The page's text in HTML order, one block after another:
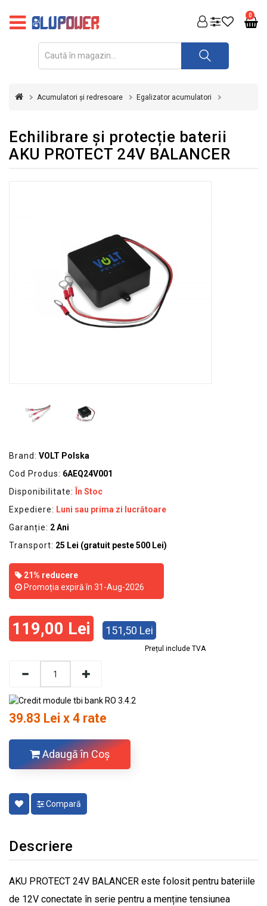
0
FOTOVOLTAICE
REDRESOARE
INVERTOARE
KITURI
FOTOVOLTAICE
Acumulatori și redresoare Egalizator acumulatori
Echilibrare și protecție baterii
AKU PROTECT 24V BALANCER
Brand: VOLT Polska
Cod Produs: 6AEQ24V001
Disponibilitate:
În Stoc
Expediere: Luni sau prima zi lucrătoare
Garanție: 2 Ani
Transport: 25 Lei (gratuit peste 500 Lei)
21% reducere
Promoția expiră în 31-Aug-2026
119,00 Lei 151,50 Lei
Prețul include TVA
39.83 Lei x 4 rate
Adaugă în Coş
Compară
Descriere
AKU PROTECT 24V BALANCER este folosit pentru bateriile
de 12V conectate în serie pentru a menține tensiunea